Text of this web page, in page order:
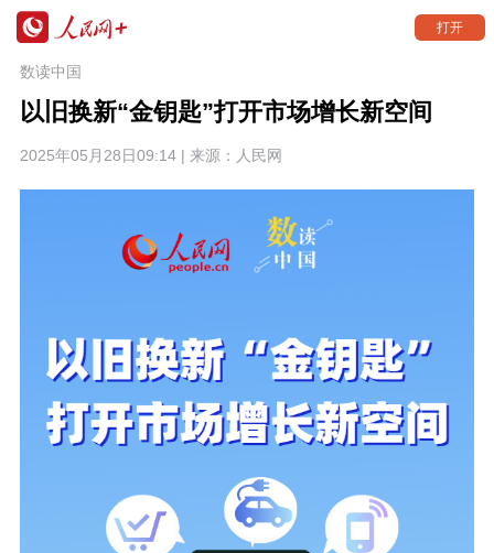
打开
数读中国
以旧换新“金钥匙”打开市场增长新空间
2025年05月28日09:14 | 来源： 人民网